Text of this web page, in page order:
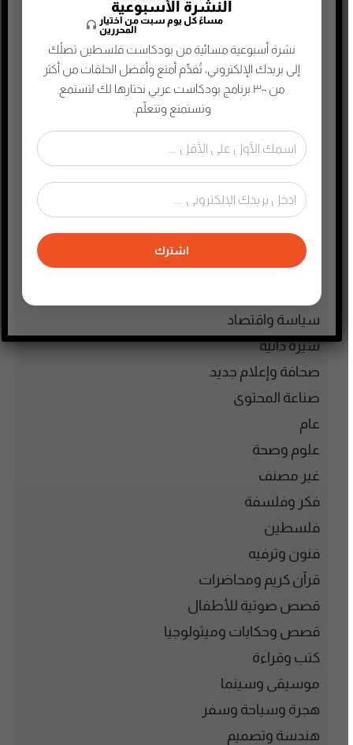
التجارة الإلكترونية
الذكاء الإصطناعي
الطفل والحياة الأسرية
تعليم وثقافة
تكنولوجيا وتقنية
جريمة وغموض واحتيال
حقوق وقانون
حلقات مميزة
ريادة الأعمال
رياضة
سياسة واقتصاد
سيرة ذاتية
صحافة وإعلام جديد
صناعة المحتوى
عام
علوم وصحة
غير مصنف
فكر وفلسفة
فلسطين
فنون وترفيه
قرآن كريم ومحاضرات
قصص صوتية للأطفال
قصص وحكايات وميثولوجيا
كتب وقراءة
موسيقى وسينما
هجرة وسياحة وسفر
هندسة وتصميم
النشرة الأسبوعية
مساءً كل يوم سبت من اختيار
المحررين
نشرة أسبوعية مسائية من بودكاست فلسطين تصلُك
إلى بريدك الإلكتروني، تُقدِّم أمتع وأفضل الحلقات من أكثر
من ٣٠٠ برنامج بودكاست عربي نختارها لك لتستمع
وتستمتع وتتعلّم.
اشترك